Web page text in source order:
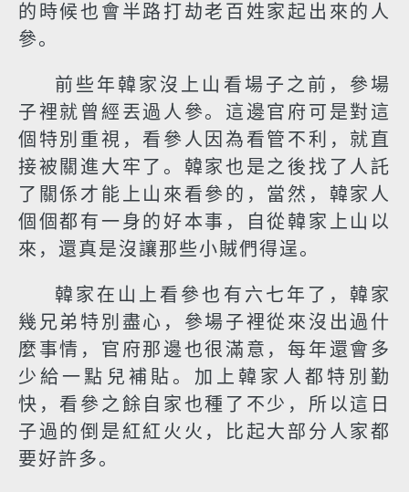
的時候也會半路打劫老百姓家起出來的人
參。
前些年韓家沒上山看場子之前，參場
子裡就曾經丟過人參。這邊官府可是對這
個特別重視，看參人因為看管不利，就直
接被關進大牢了。韓家也是之後找了人託
了關係才能上山來看參的，當然，韓家人
個個都有一身的好本事，自從韓家上山以
來，還真是沒讓那些小賊們得逞。
韓家在山上看參也有六七年了，韓家
幾兄弟特別盡心，參場子裡從來沒出過什
麼事情，官府那邊也很滿意，每年還會多
少給一點兒補貼。加上韓家人都特別勤
快，看參之餘自家也種了不少，所以這日
子過的倒是紅紅火火，比起大部分人家都
要好許多。